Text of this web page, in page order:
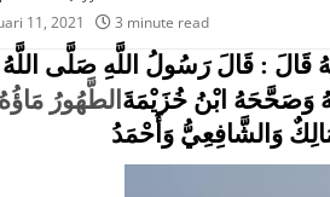
11, 2021
3 minute read
قَالَ : قَالَ رَسُولُ اللَّهِ صَلَّى
الطَّهُورُ وَصَحَّحَهُ ابْنُ خُزَيْمَةَ
وَالشَّافِعِيُّ وَأَحْمَدُ